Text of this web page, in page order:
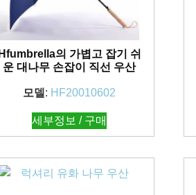
Hfumbrella의 가볍고 잡기 쉬
운 대나무 손잡이 직선 우산
모델 : HF20010602
세부정보 / 구매